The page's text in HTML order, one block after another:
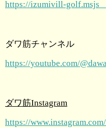
https://izumivill-golf.msjs
ダワ筋チャンネル
https://youtube.com/
ダワ筋Instagram
https://